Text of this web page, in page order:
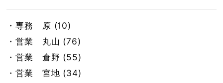
・専務 原 (10)
・営業 丸山 (76)
・営業 倉野 (55)
・営業 宮地 (34)